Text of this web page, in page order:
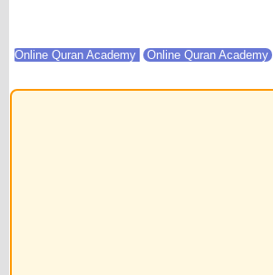
Online Quran Academy